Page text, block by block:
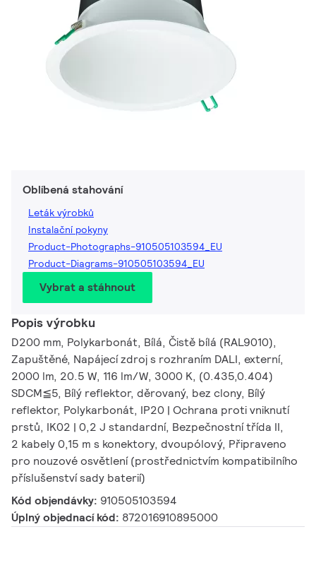
Oblíbená stahování
Leták výrobků
Instalační pokyny
Product-Photographs-910505103594_EU
Product-Diagrams-910505103594_EU
Vybrat a stáhnout
Popis výrobku
D200 mm, Polykarbonát, Bílá, Čistě bílá (RAL9010),
Zapuštěné, Napájecí zdroj s rozhraním DALI, externí,
2000 lm, 20.5 W, 116 lm/W, 3000 K, (0.435,0.404)
SDCM≦5, Bílý reflektor, děrovaný, bez clony, Bílý
reflektor, Polykarbonát, IP20 | Ochrana proti vniknutí
prstů, IK02 | 0,2 J standardní, Bezpečnostní třída II,
2 kabely 0,15 m s konektory, dvoupólový, Připraveno
pro nouzové osvětlení (prostřednictvím kompatibilního
příslušenství sady baterií)
Kód objendávky: 910505103594
Úplný objednací kód: 872016910895000